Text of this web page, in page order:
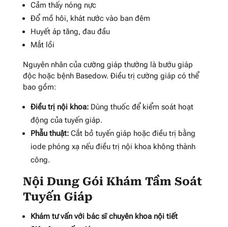
Cảm thấy nóng nực
Đổ mồ hôi, khát nước vào ban đêm
Huyết áp tăng, đau đầu
Mắt lồi
Nguyên nhân của cường giáp thường là bướu giáp
độc hoặc bệnh Basedow. Điều trị cường giáp có thể
bao gồm:
Điều trị nội khoa:Dùng thuốc để kiểm soát hoạt
động của tuyến giáp.
Phẫu thuật:Cắt bỏ tuyến giáp hoặc điều trị bằng
iode phóng xạ nếu điều trị nội khoa không thành
công.
Nội Dung Gói Khám Tầm Soát
Tuyến Giáp
Khám tư vấn với bác sĩ chuyên khoa nội tiết